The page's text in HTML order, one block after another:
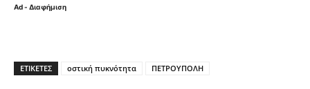
Ad - Διαφήμιση
ΕΤΙΚΈΤΕΣ οστική πυκνότητα ΠΕΤΡΟΥΠΟΛΗ